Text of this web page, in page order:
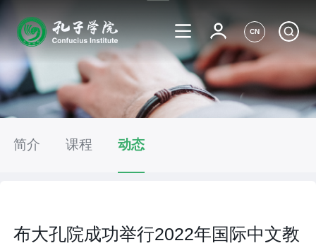
CN
简介 课程 动态
布大孔院成功举行2022年国际中文教